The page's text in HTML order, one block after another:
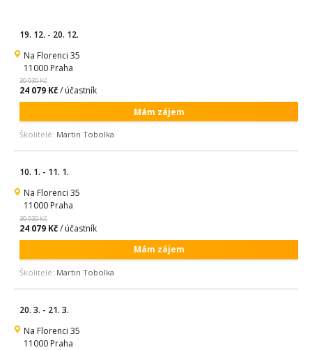
19. 12. - 20. 12.
Na Florenci 35
11000 Praha
39 930 Kč
24 079 Kč/ účastník
Mám zájem
Školitelé: Martin Tobolka
10. 1. - 11. 1.
Na Florenci 35
11000 Praha
39 930 Kč
24 079 Kč/ účastník
Mám zájem
Školitelé: Martin Tobolka
20. 3. - 21. 3.
Na Florenci 35
11000 Praha